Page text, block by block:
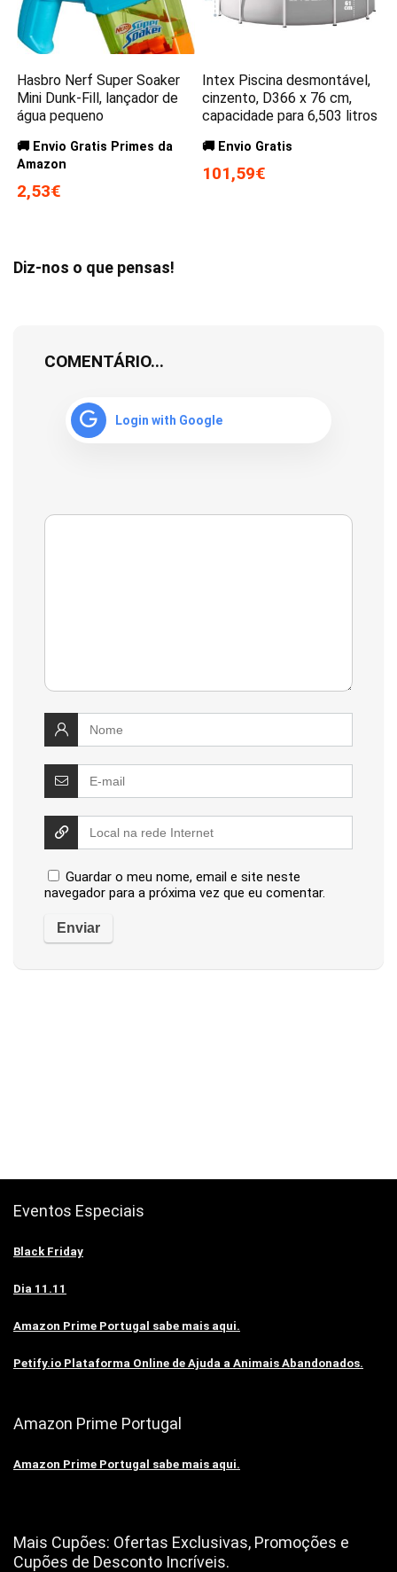
Hasbro Nerf Super Soaker
Mini Dunk-Fill, lançador de
água pequeno
🚚 Envio Gratis Primes da
Amazon
2,53€
Intex Piscina desmontável,
cinzento, D366 x 76 cm,
capacidade para 6,503 litros
🚚 Envio Gratis
101,59€
Diz-nos o que pensas!
COMENTÁRIO...
Login with Google
Guardar o meu nome, email e site neste
navegador para a próxima vez que eu comentar.
Eventos Especiais
Black Friday
Dia 11.11
Amazon Prime Portugal sabe mais aqui.
Petify.io Plataforma Online de Ajuda a Animais Abandonados.
Amazon Prime Portugal
Amazon Prime Portugal sabe mais aqui.
Mais Cupões: Ofertas Exclusivas, Promoções e
Cupões de Desconto Incríveis.